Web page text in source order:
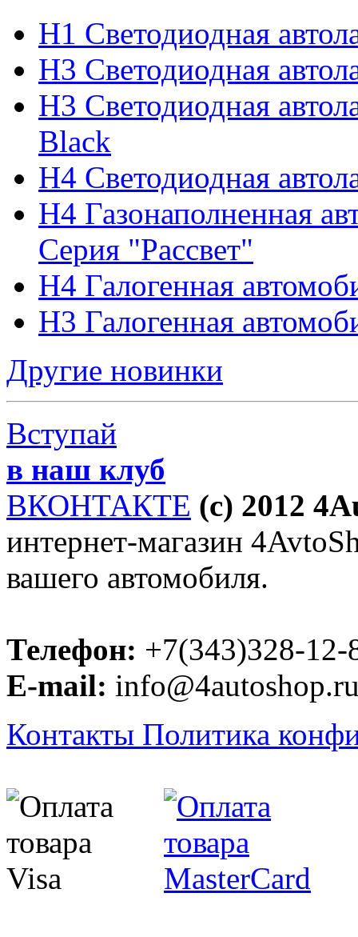
H1 Светодиодная
H3 Светодиодная
H3 Светодиодная
Black
H4 Светодиодная
H4 Газонаполненная
Серия "Рассвет"
H4 Галогенная
H3 Галогенная
Другие новинки
Вступай
в наш клуб
ВКОНТАКТЕ (c) 2012
интернет-магазин
вашего автомобиля.
Телефон: +7(343)328-12-
E-mail:
Контакты Политика